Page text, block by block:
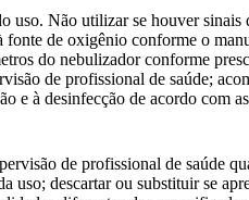
uso. Não utilizar se houver sinais
de oxigênio conforme o
do nebulizador conforme
de profissional de saúde;
e à desinfecção de acordo com
de profissional de saúde
uso; descartar ou substituir se